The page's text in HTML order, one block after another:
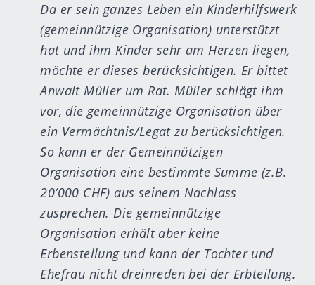
Da er sein ganzes Leben ein Kinderhilfswerk
(gemeinnützige Organisation) unterstützt
hat und ihm Kinder sehr am Herzen liegen,
möchte er dieses berücksichtigen. Er bittet
Anwalt Müller um Rat. Müller schlägt ihm
vor, die gemeinnützige Organisation über
ein Vermächtnis/Legat zu berücksichtigen.
So kann er der Gemeinnützigen
Organisation eine bestimmte Summe (z.B.
20‘000 CHF) aus seinem Nachlass
zusprechen. Die gemeinnützige
Organisation erhält aber keine
Erbenstellung und kann der Tochter und
Ehefrau nicht dreinreden bei der Erbteilung.